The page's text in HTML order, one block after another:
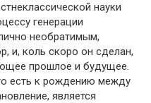
науки
генерации
необратимым,
и, коль скоро он сделан,
прошлое и будущее.
есть к рождению между
является